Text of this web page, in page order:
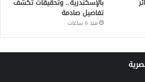
بالإسكندرية.. وتحقيقات تكشف
تفاصيل صادمة
منذ 6 ساعات